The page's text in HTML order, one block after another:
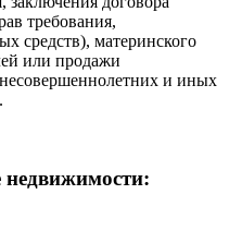
требования,
средств), материнского
или продажи
и иных